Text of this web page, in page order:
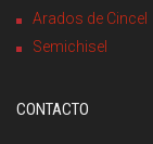
Arados de Cincel
Semichisel
CONTACTO